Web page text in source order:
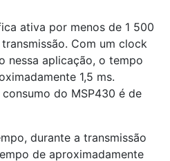
ativa por menos de 1 500
Com um clock
nessa aplicação, o tempo
1,5 ms.
do MSP430 é de
durante a transmissão
de aproximadamente